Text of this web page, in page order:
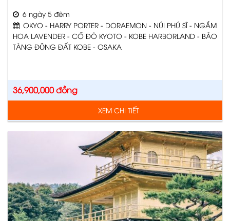
6 ngày 5 đêm
OKYO - HARRY PORTER - DORAEMON - NÚI PHÚ SĨ - NGẮM
HOA LAVENDER - CỐ ĐÔ KYOTO - KOBE HARBORLAND - BẢO
TÀNG ĐỘNG ĐẤT KOBE - OSAKA
36,900,000đồng
XEM CHI TIẾT